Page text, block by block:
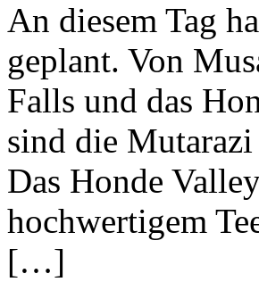
An diesem Tag
geplant. Von
Falls und das
sind die
Das Honde
hochwertigem
[…]